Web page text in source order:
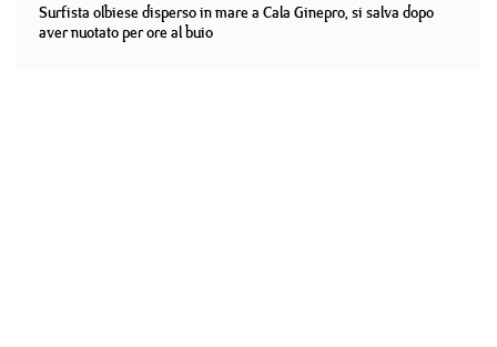
Surfista olbiese disperso in mare a Cala Ginepro, si salva dopo
aver nuotato per ore al buio